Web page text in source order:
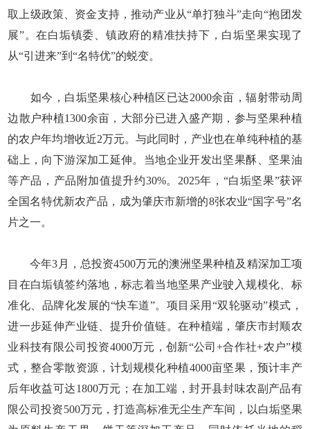
取上级政策、资金支持，推动产业从“单打独斗”走向“抱团发
展”。在白垢镇委、镇政府的精准扶持下，白垢坚果实现了
从“引进来”到“名特优”的蜕变。
如今，白垢坚果核心种植区已达2000余亩，辐射带动周
边散户种植1300余亩，大部分已进入盛产期，参与坚果种植
的农户年均增收近2万元。与此同时，产业也在单纯种植的基
础上，向下游深加工延伸。当地企业开发出坚果酥、坚果油
等产品，产品附加值提升约30%。2025年，“白垢坚果”获评
全国名特优新农产品，成为肇庆市新增的8张农业“国字号”名
片之一。
今年3月，总投资4500万元的澳洲坚果种植及精深加工项
目在白垢镇签约落地，标志着当地坚果产业驶入规模化、标
准化、品牌化发展的“快车道”。项目采用“双轮驱动”模式，
进一步延伸产业链、提升价值链。在种植端，肇庆市封顺农
业科技有限公司投资4000万元，创新“公司+合作社+农户”模
式，整合零散资源，计划规模化种植4000亩坚果，预计丰产
后年收益可达1800万元；在加工端，封开县封味农副产品有
限公司投资500万元，打造高标准无尘生产车间，以白垢坚果